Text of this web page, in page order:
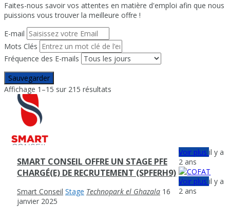
Faites-nous savoir vos attentes en matière d'emploi afin que nous
puissions vous trouver la meilleure offre !
E-mail
Mots Clés
Fréquence des E-mails
Sauvegarder
Affichage 1–15 sur 215 résultats
SMART CONSEIL OFFRE UN STAGE PFE
CHARGÉ(E) DE RECRUTEMENT (SPFERH9)
Smart Conseil Stage Technopark el Ghazala 16
janvier 2025
Voir plusil y a
2 ans
Voir plusil y a
2 ans